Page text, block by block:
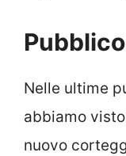
Nelle ultime
abbiamo
nuovo